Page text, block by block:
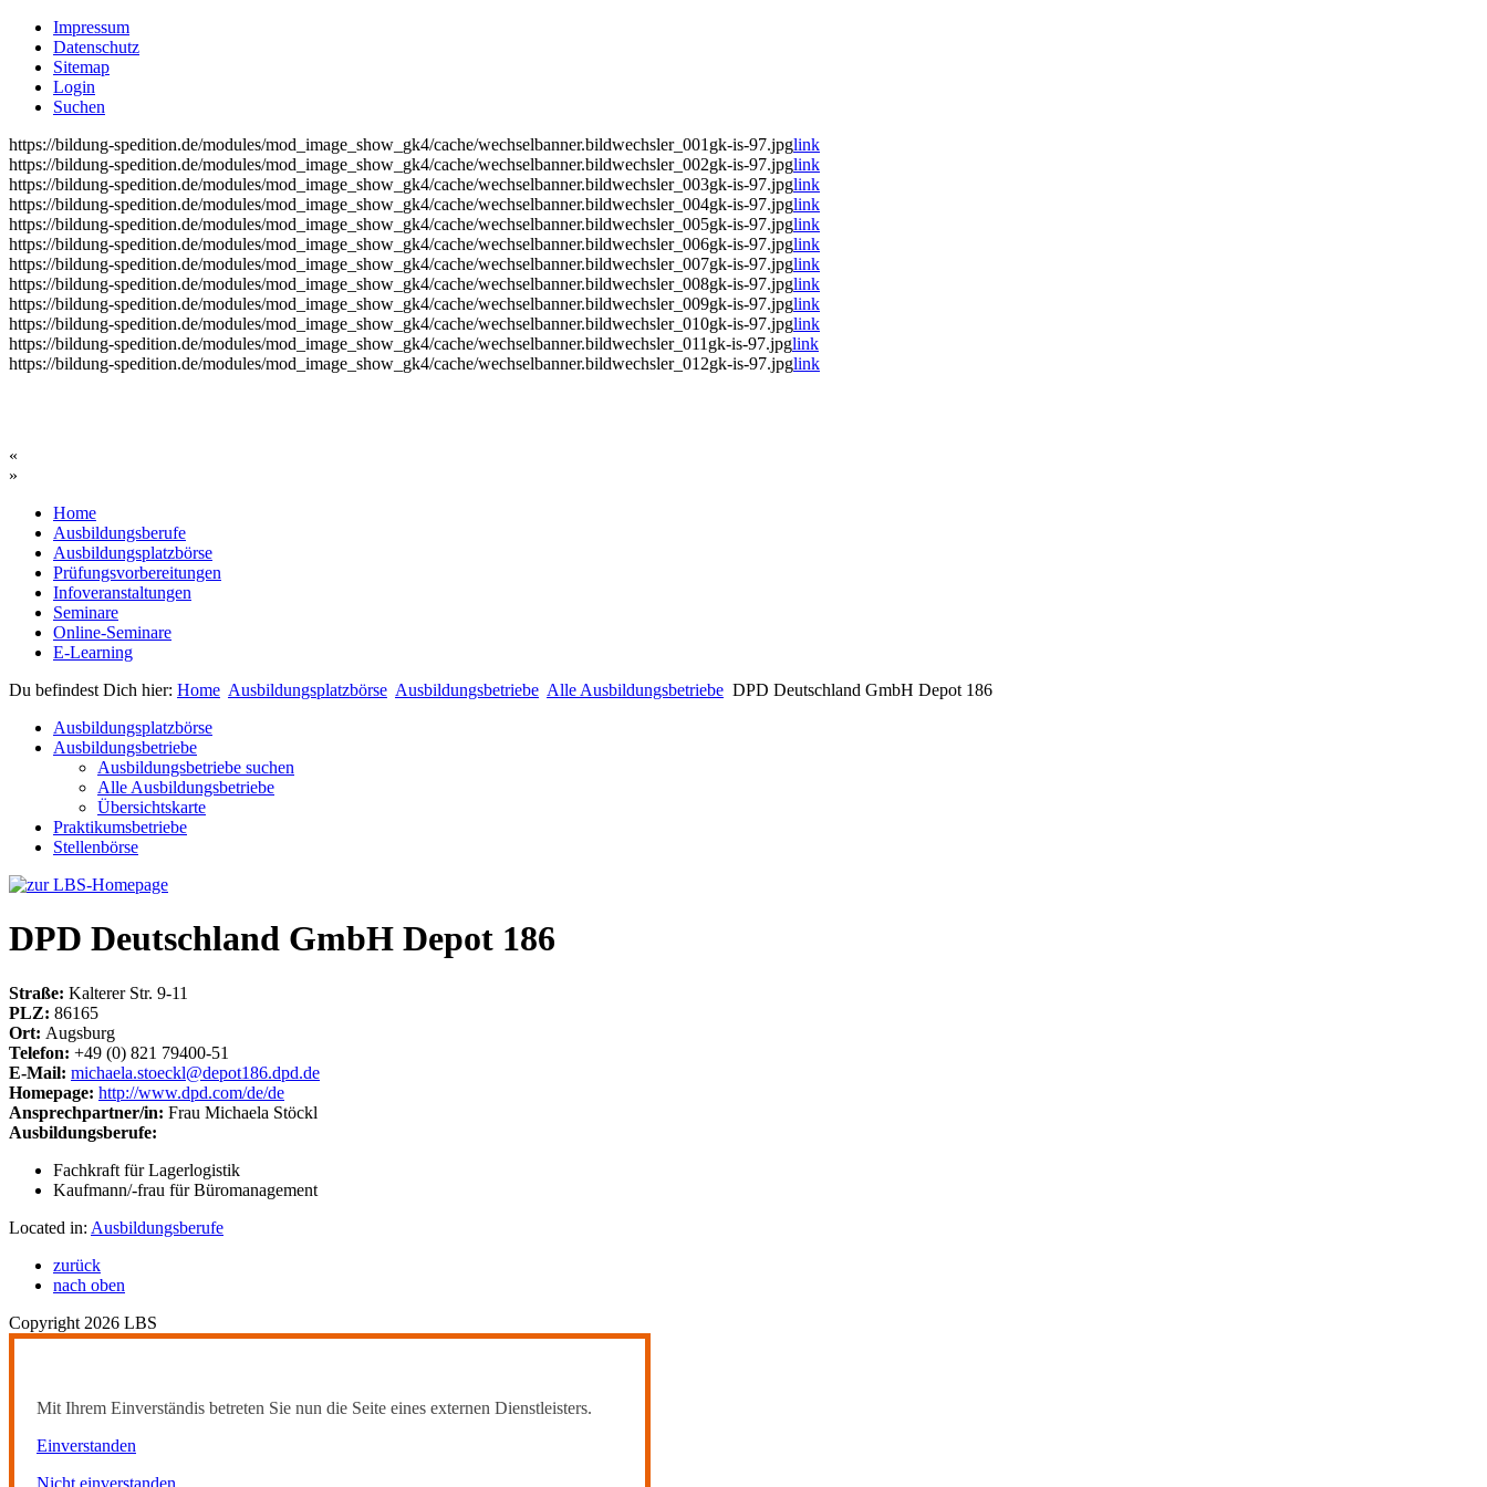
Impressum
Datenschutz
Sitemap
Login
Suchen
https://bildung-spedition.de/modules/mod_image_show_gk4/cache/wechselbanner.bildwechsler_001gk-is-97.jpglink
https://bildung-spedition.de/modules/mod_image_show_gk4/cache/wechselbanner.bildwechsler_002gk-is-97.jpglink
https://bildung-spedition.de/modules/mod_image_show_gk4/cache/wechselbanner.bildwechsler_003gk-is-97.jpglink
https://bildung-spedition.de/modules/mod_image_show_gk4/cache/wechselbanner.bildwechsler_004gk-is-97.jpglink
https://bildung-spedition.de/modules/mod_image_show_gk4/cache/wechselbanner.bildwechsler_005gk-is-97.jpglink
https://bildung-spedition.de/modules/mod_image_show_gk4/cache/wechselbanner.bildwechsler_006gk-is-97.jpglink
https://bildung-spedition.de/modules/mod_image_show_gk4/cache/wechselbanner.bildwechsler_007gk-is-97.jpglink
https://bildung-spedition.de/modules/mod_image_show_gk4/cache/wechselbanner.bildwechsler_008gk-is-97.jpglink
https://bildung-spedition.de/modules/mod_image_show_gk4/cache/wechselbanner.bildwechsler_009gk-is-97.jpglink
https://bildung-spedition.de/modules/mod_image_show_gk4/cache/wechselbanner.bildwechsler_010gk-is-97.jpglink
https://bildung-spedition.de/modules/mod_image_show_gk4/cache/wechselbanner.bildwechsler_011gk-is-97.jpglink
https://bildung-spedition.de/modules/mod_image_show_gk4/cache/wechselbanner.bildwechsler_012gk-is-97.jpglink
«
»
Home
Ausbildungsberufe
Ausbildungsplatzbörse
Prüfungsvorbereitungen
Infoveranstaltungen
Seminare
Online-Seminare
E-Learning
Du befindest Dich hier: Home Ausbildungsplatzbörse Ausbildungsbetriebe Alle Ausbildungsbetriebe DPD Deutschland GmbH Depot 186
Ausbildungsplatzbörse
Ausbildungsbetriebe
Ausbildungsbetriebe suchen
Alle Ausbildungsbetriebe
Übersichtskarte
Praktikumsbetriebe
Stellenbörse
DPD Deutschland GmbH Depot 186
Straße: Kalterer Str. 9-11
PLZ: 86165
Ort: Augsburg
Telefon: +49 (0) 821 79400-51
E-Mail: michaela.stoeckl@depot186.dpd.de
Homepage: http://www.dpd.com/de/de
Ansprechpartner/in: Frau Michaela Stöckl
Ausbildungsberufe:
Fachkraft für Lagerlogistik
Kaufmann/-frau für Büromanagement
Located in: Ausbildungsberufe
zurück
nach oben
Copyright 2026 LBS
Mit Ihrem Einverständis betreten Sie nun die Seite eines externen Dienstleisters.
Einverstanden
Nicht einverstanden